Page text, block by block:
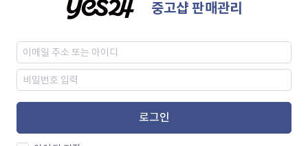
중고샵 판매관리
로그인